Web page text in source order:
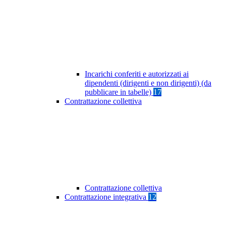
Incarichi conferiti e autorizzati ai
dipendenti (dirigenti e non dirigenti) (da
pubblicare in tabelle) 17
Contrattazione collettiva
Contrattazione collettiva
Contrattazione integrativa 12